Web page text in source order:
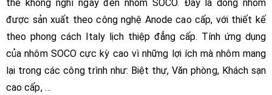
thể không nghĩ ngay đến nhôm SOCO. Đây là dòng nhôm
được sản xuất theo công nghệ Anode cao cấp, với thiết kế
theo phong cách Italy lịch thiệp đẳng cấp. Tính ứng dụng
của nhôm SOCO cực kỳ cao vì những lợi ích mà nhôm mang
lại trong các công trình như: Biệt thự, Văn phòng, Khách sạn
cao cấp, …